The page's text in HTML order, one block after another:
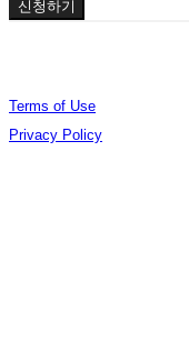
신청하기
Terms of Use
Privacy Policy